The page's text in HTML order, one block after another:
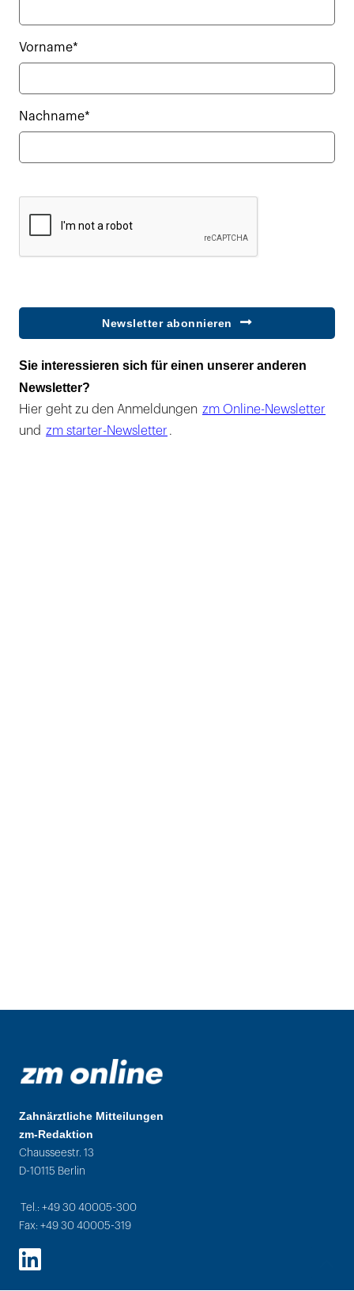
Vorname*
Nachname*
Newsletter abonnieren
Sie interessieren sich für einen unserer anderen
Newsletter?
Hier geht zu den Anmeldungen zm Online-Newsletter
und zm starter-Newsletter .
Zahnärztliche Mitteilungen
zm-Redaktion
Chausseestr. 13
D-10115 Berlin
Tel.: +49 30 40005-300
Fax: +49 30 40005-319
LinkedIn